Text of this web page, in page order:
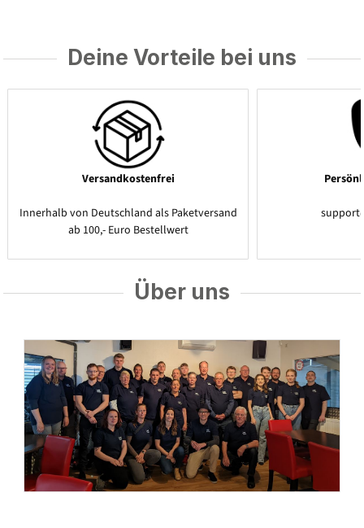
Deine Vorteile bei uns
Versandkostenfrei
Innerhalb von Deutschland als Paketversand
ab 100,- Euro Bestellwert
Über uns